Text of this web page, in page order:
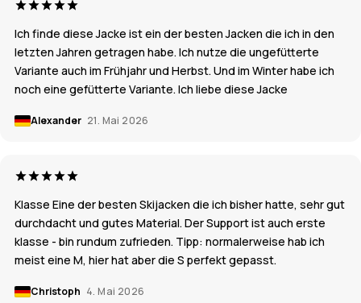
Ich finde diese Jacke ist ein der besten Jacken die ich in den
letzten Jahren getragen habe. Ich nutze die ungefütterte
Variante auch im Frühjahr und Herbst. Und im Winter habe ich
noch eine gefütterte Variante. Ich liebe diese Jacke
Alexander 21. Mai 2026
Klasse Eine der besten Skijacken die ich bisher hatte, sehr gut
durchdacht und gutes Material. Der Support ist auch erste
klasse - bin rundum zufrieden. Tipp: normalerweise hab ich
meist eine M, hier hat aber die S perfekt gepasst.
Christoph 4. Mai 2026